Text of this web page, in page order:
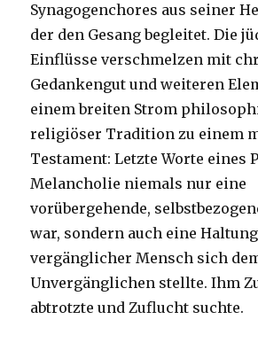
Synagogenchores aus seiner
der den Gesang begleitet. Die
Einflüsse verschmelzen mit
Gedankengut und weiteren
einem breiten Strom
religiöser Tradition zu einem
Testament: Letzte Worte eines
Melancholie niemals nur eine
vorübergehende,
war, sondern auch eine
vergänglicher Mensch sich
Unvergänglichen stellte. Ihm
abtrotzte und Zuflucht suchte.